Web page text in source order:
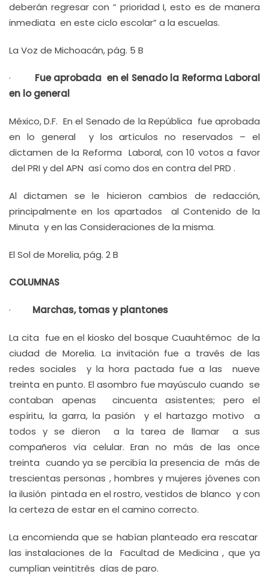
deberán regresar con “ prioridad I, esto es de manera
inmediata en este ciclo escolar” a la escuelas.
La Voz de Michoacán, pág. 5 B
· Fue aprobada en el Senado la Reforma Laboral
en lo general
México, D.F. En el Senado de la República fue aprobada
en lo general y los artículos no reservados – el
dictamen de la Reforma Laboral, con 10 votos a favor
del PRI y del APN así como dos en contra del PRD .
Al dictamen se le hicieron cambios de redacción,
principalmente en los apartados al Contenido de la
Minuta y en las Consideraciones de la misma.
El Sol de Morelia, pág. 2 B
COLUMNAS
· Marchas, tomas y plantones
La cita fue en el kiosko del bosque Cuauhtémoc de la
ciudad de Morelia. La invitación fue a través de las
redes sociales y la hora pactada fue a las nueve
treinta en punto. El asombro fue mayúsculo cuando se
contaban apenas cincuenta asistentes; pero el
espíritu, la garra, la pasión y el hartazgo motivo a
todos y se dieron a la tarea de llamar a sus
compañeros vía celular. Eran no más de las once
treinta cuando ya se percibía la presencia de más de
trescientas personas , hombres y mujeres jóvenes con
la ilusión pintada en el rostro, vestidos de blanco y con
la certeza de estar en el camino correcto.
La encomienda que se habían planteado era rescatar
las instalaciones de la Facultad de Medicina , que ya
cumplían veintitrés días de paro.